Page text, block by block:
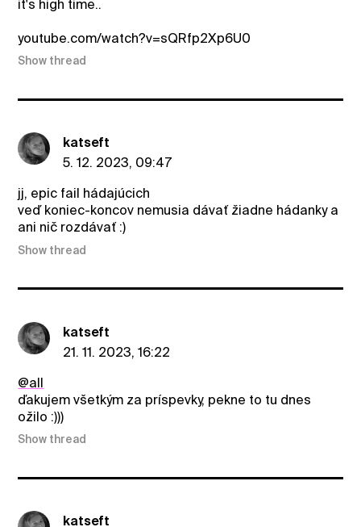
it's high time..
youtube.com/watch?v=sQRfp2Xp6U0
Show thread
katseft
5. 12. 2023, 09:47
jj, epic fail hádajúcich
veď koniec-koncov nemusia dávať žiadne hádanky a
ani nič rozdávať :)
Show thread
katseft
21. 11. 2023, 16:22
@all
ďakujem všetkým za príspevky, pekne to tu dnes
ožilo :)))
Show thread
katseft